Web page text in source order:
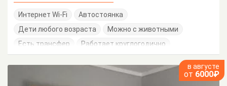
Интернет Wi-Fi
Автостоянка
Дети любого возраста
Можно с животными
Есть трансфер
Работает круглогодично
в августе
от 6000₽